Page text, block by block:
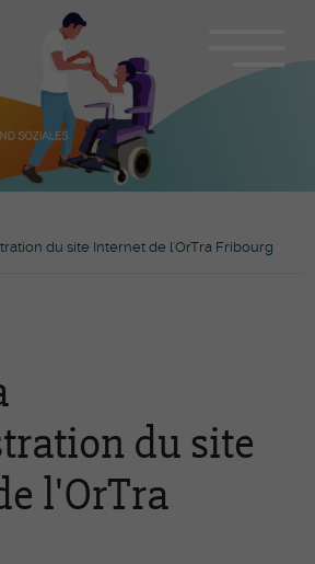
du site Internet de l'OrTra Fribourg
du site
l'OrTra